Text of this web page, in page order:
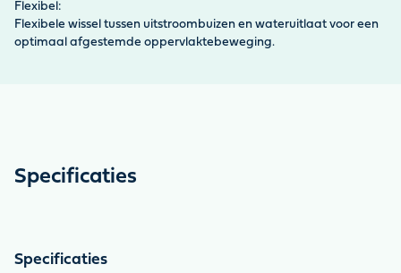
Flexibel:
Flexibele wissel tussen uitstroombuizen en wateruitlaat voor een
optimaal afgestemde oppervlaktebeweging.
Specificaties
Specificaties